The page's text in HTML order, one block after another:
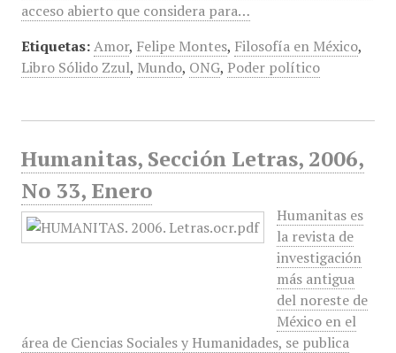
acceso abierto que considera para…
Etiquetas: Amor, Felipe Montes, Filosofía en México,
Libro Sólido Zzul, Mundo, ONG, Poder político
Humanitas, Sección Letras, 2006,
No 33, Enero
Humanitas es
la revista de
investigación
más antigua
del noreste de
México en el
área de Ciencias Sociales y Humanidades, se publica